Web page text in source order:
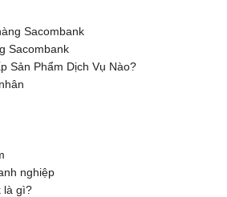
Sacombank
Sacombank
Sản Phẩm Dịch Vụ Nào?
nghiệp
là gì?